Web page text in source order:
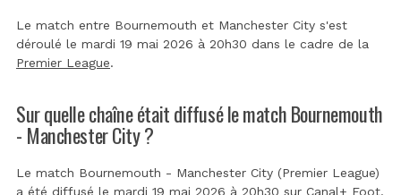
Le match entre Bournemouth et Manchester City s'est
déroulé le mardi 19 mai 2026 à 20h30 dans le cadre de la
Premier League.
Sur quelle chaîne était diffusé le match Bournemouth
- Manchester City ?
Le match Bournemouth - Manchester City (Premier League)
a été diffusé le mardi 19 mai 2026 à 20h30 sur Canal+ Foot.